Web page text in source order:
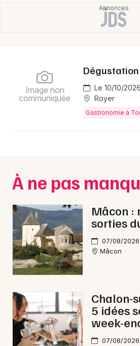
Sorties & loisirs
Gastronomie en Saône-et-
Newsletter des sorties
Artistes en tournée
Actus à Tournus
Magazine à Tournus
Le 10/10/2026
Royer
Gastronomie à
Image non
communiquée
À ne pas
Mâcon :
sorties
07/08/
Mâcon
Chalon-
5 idées
week-
07/08/